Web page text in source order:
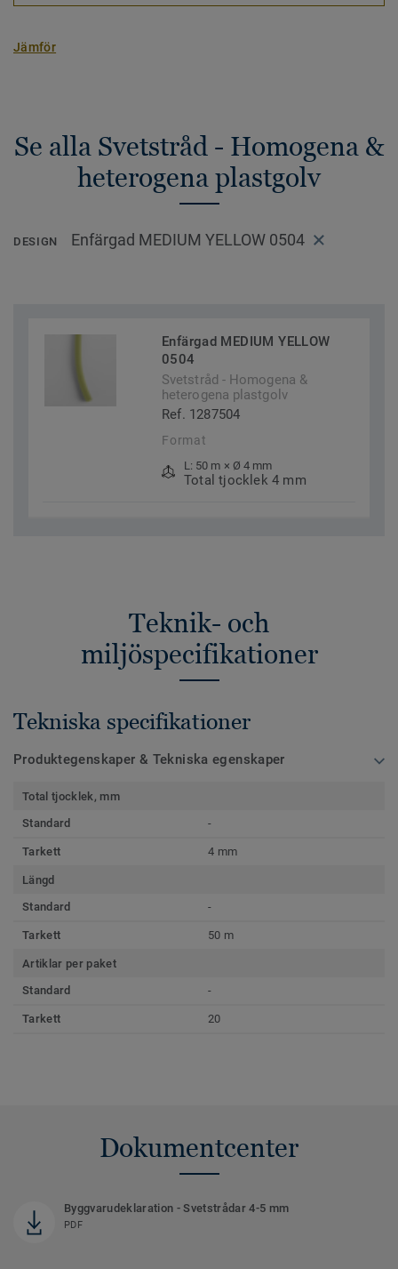
Jämför
Se alla Svetstråd - Homogena &
heterogena plastgolv
DESIGN Enfärgad MEDIUM YELLOW 0504
Enfärgad MEDIUM YELLOW
0504
Svetstråd - Homogena &
heterogena plastgolv
Ref. 1287504
Format
L: 50 m × Ø 4 mm
Total tjocklek 4 mm
Teknik- och
miljöspecifikationer
Tekniska specifikationer
Produktegenskaper & Tekniska egenskaper
Total tjocklek, mm
Standard
-
Tarkett 4 mm
Längd
Standard
-
Tarkett 50 m
Artiklar per paket
Standard
-
Tarkett 20
Dokumentcenter
Byggvarudeklaration - Svetstrådar 4-5 mm
PDF